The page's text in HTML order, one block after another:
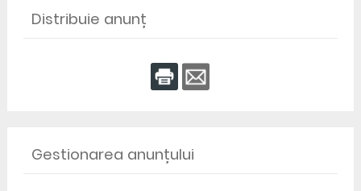
Distribuie anunț
Gestionarea anunțului